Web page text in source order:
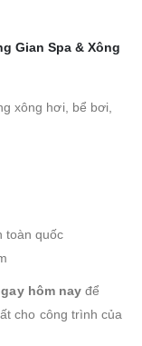
Gian Spa & Xông
xông hơi, bể bơi,
toàn quốc
hôm nay để
cho công trình của